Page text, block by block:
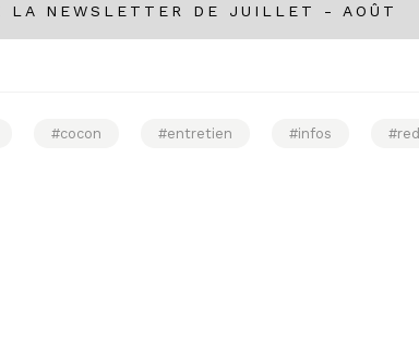
LA NEWSLETTER DE JUILLET - AOÛT
#cocon #entretien #infos #red